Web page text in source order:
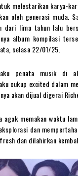
melestarikan karya-
oleh generasi muda.
dari lima tahun lalu
album kompilasi
selasa 22/01/25.
penata musik di
cukup excited dalam
akan dijual digerai
agak memakan waktu
dan
dan dilahirkan